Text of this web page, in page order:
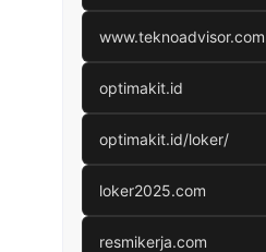
www.teknoadvisor.com
optimakit.id
optimakit.id/loker/
loker2025.com
resmikerja.com